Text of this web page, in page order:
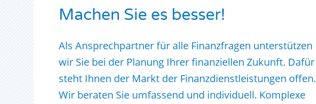
Machen Sie es besser!
AlsAnsprechpartner für alle Finanzfragen unterstützen
wir Sie bei der Planung Ihrer finanziellen Zukunft. Dafür
steht Ihnen der Markt der Finanzdienstleistungen offen.
Wir beraten Sie umfassend und individuell. Komplexe